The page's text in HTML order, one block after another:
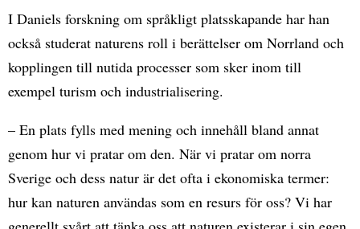
I Daniels forskning om språkligt platsskapande har han
också studerat naturens roll i berättelser om Norrland och
kopplingen till nutida processer som sker inom till
exempel turism och industrialisering.
– En plats fylls med mening och innehåll bland annat
genom hur vi pratar om den. När vi pratar om norra
Sverige och dess natur är det ofta i ekonomiska termer:
hur kan naturen användas som en resurs för oss? Vi har